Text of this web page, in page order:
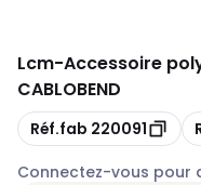
Lcm-Accessoire
CABLOBEND
Copie
Réf.fab 220091
Connectez-vous pour